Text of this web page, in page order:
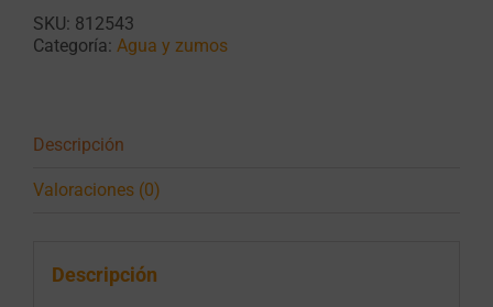
Pack
de
SKU: 812543
Categoría: Agua y zumos
Descripción
Valoraciones (0)
Descripción